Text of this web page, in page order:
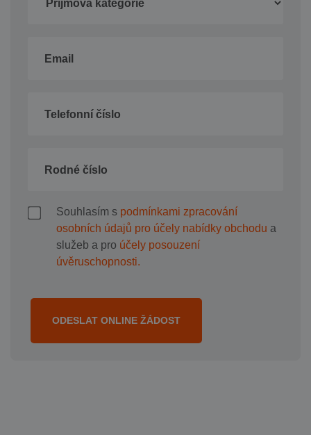
Email
Telefonní číslo
Rodné číslo
Souhlasím s podmínkami zpracování
osobních údajů pro účely nabídky obchodu a
služeb a pro účely posouzení
úvěruschopnosti.